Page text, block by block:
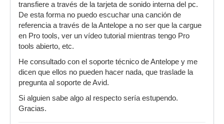
transfiere a través de la tarjeta de sonido interna del pc.
De esta forma no puedo escuchar una canción de
referencia a través de la Antelope a no ser que la cargue
en Pro tools, ver un vídeo tutorial mientras tengo Pro
tools abierto, etc.
He consultado con el soporte técnico de Antelope y me
dicen que ellos no pueden hacer nada, que traslade la
pregunta al soporte de Avid.
Si alguien sabe algo al respecto sería estupendo.
Gracias.